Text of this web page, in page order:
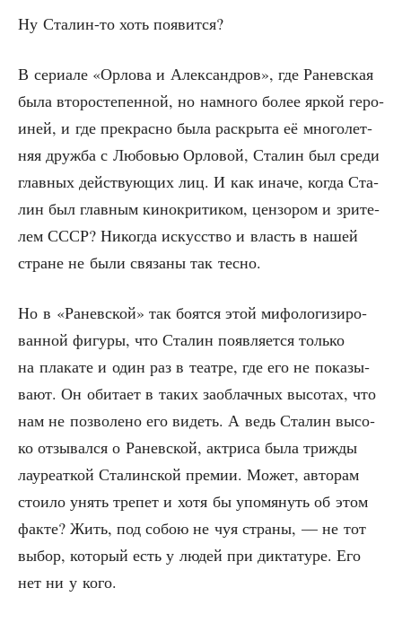
Ну Ста­лин-то хоть появится?
В сери­а­ле «Орло­ва и Алек­сан­дров», где Ранев­ская
была вто­ро­сте­пен­ной, но намно­го более яркой геро­
и­ней, и где пре­крас­но была рас­кры­та её мно­го­лет­
няя друж­ба с Любо­вью Орло­вой, Ста­лин был сре­ди
глав­ных дей­ству­ю­щих лиц. И как ина­че, когда Ста­
лин был глав­ным кино­кри­ти­ком, цен­зо­ром и зри­те­
лем СССР? Нико­гда искус­ство и власть в нашей
стране не были свя­за­ны так тесно.
Но в «Ранев­ской» так боят­ся этой мифо­ло­ги­зи­ро­
ван­ной фигу­ры, что Ста­лин появ­ля­ет­ся толь­ко
на пла­ка­те и один раз в теат­ре, где его не пока­зы­
ва­ют. Он оби­та­ет в таких заоб­лач­ных высо­тах, что
нам не поз­во­ле­но его видеть. А ведь Ста­лин высо­
ко отзы­вал­ся о Ранев­ской, актри­са была три­жды
лау­ре­ат­кой Ста­лин­ской пре­мии. Может, авто­рам
сто­и­ло унять тре­пет и хотя бы упо­мя­нуть об этом
фак­те? Жить, под собою не чуя стра­ны, — не тот
выбор, кото­рый есть у людей при дик­та­ту­ре. Его
нет ни у кого.